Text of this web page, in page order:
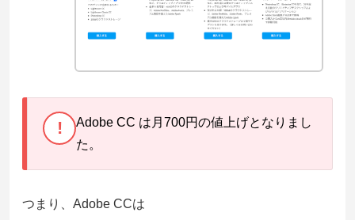
!
Adobe CC は月700円の値上げとなりまし
た。
つまり、Adobe CCは